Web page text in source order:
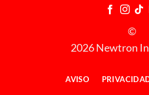
©
2026 Newtron
AVISO